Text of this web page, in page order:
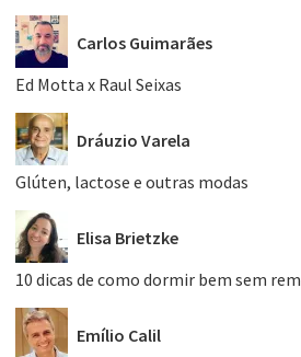
Carlos Guimarães
Ed Motta x Raul Seixas
Dráuzio Varela
Glúten, lactose e outras modas
Elisa Brietzke
10 dicas de como dormir bem sem
Emílio Calil